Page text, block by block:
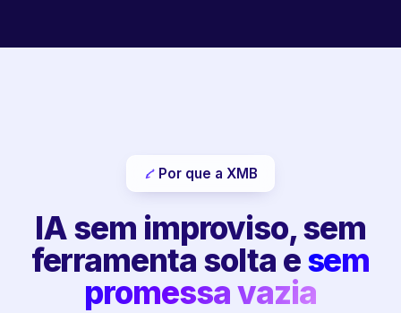
Por que a XMB
IA sem improviso, sem
ferramenta solta esem
promessa vazia